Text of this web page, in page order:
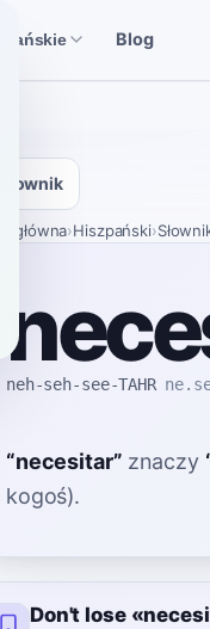
Blog
Słownik
główna›Hiszpański›
neh-seh-see-TAHR
“necesitar” znaczy
kogoś).
Don't lose